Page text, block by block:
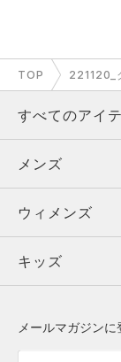
TOP 221120_
すべてのアイ
メンズ
ウィメンズ
キッズ
メンズ
トップス
ボトムス
ウィメンズ
トップス
キッズ
メールマガジンに